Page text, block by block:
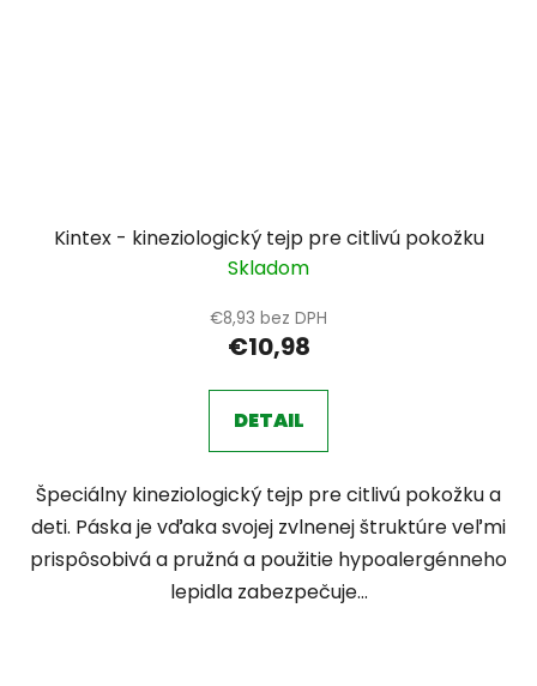
Kintex - kineziologický tejp pre citlivú pokožku
Skladom
€8,93 bez DPH
€10,98
DETAIL
Špeciálny kineziologický tejp pre citlivú pokožku a
deti. Páska je vďaka svojej zvlnenej štruktúre veľmi
prispôsobivá a pružná a použitie hypoalergénneho
lepidla zabezpečuje...